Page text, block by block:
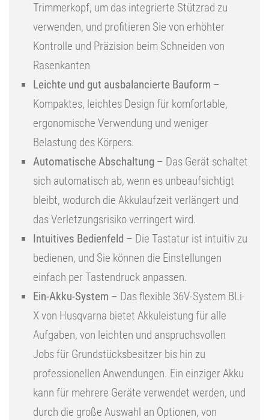
Trimmerkopf, um das integrierte Stützrad zu
verwenden, und profitieren Sie von erhöhter
Kontrolle und Präzision beim Schneiden von
Rasenkanten
Leichte und gut ausbalancierte Bauform –
Kompaktes, leichtes Design für komfortable,
ergonomische Verwendung und weniger
Belastung des Körpers.
Automatische Abschaltung – Das Gerät schaltet
sich automatisch ab, wenn es unbeaufsichtigt
bleibt, wodurch die Akkulaufzeit verlängert und
das Verletzungsrisiko verringert wird.
Intuitives Bedienfeld – Die Tastatur ist intuitiv zu
bedienen, und Sie können die Einstellungen
einfach per Tastendruck anpassen.
Ein-Akku-System – Das flexible 36V-System BLi-
X von Husqvarna bietet Akkuleistung für alle
Aufgaben, von leichten und anspruchsvollen
Jobs für Grundstücksbesitzer bis hin zu
professionellen Anwendungen. Ein einziger Akku
kann für mehrere Geräte verwendet werden, und
durch die große Auswahl an Optionen, von